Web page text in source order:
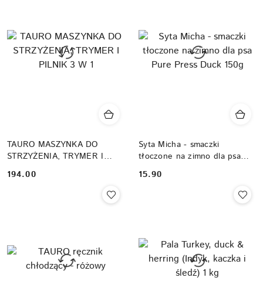
TAURO MASZYNKA DO
STRZYŻENIA, TRYMER I
PILNIK 3 W 1
Cena:
194.00
Syta Micha - smaczki
tłoczone na zimno dla psa
Pure Press Duck 150g
Cena:
15.90